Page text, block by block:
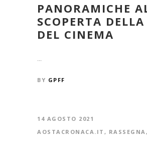
PANORAMICHE
SCOPERTA
DEL CINEMA
...
BY GPFF
14 AGOSTO 2021
AOSTACRONACA.IT , RASSEGNA,